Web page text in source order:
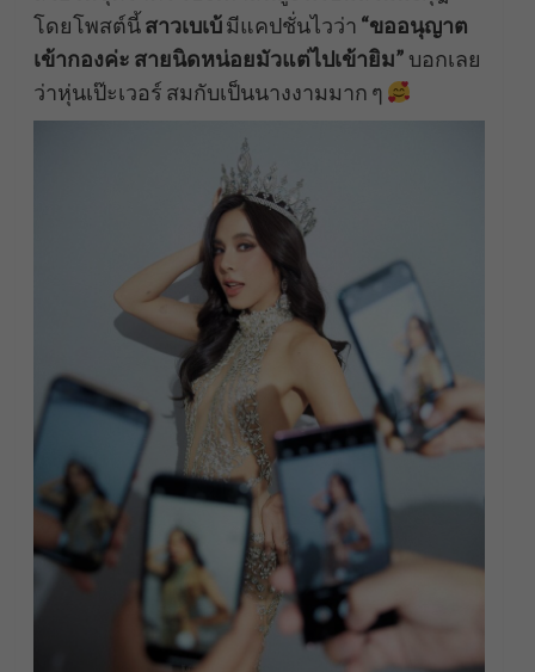
โดยโพสต์นี้สาวเบเบ้มีแคปชั่นไวว่า “ขออนุญาต
เข้ากองค่ะ สายนิดหน่อยมัวแต่ไปเข้ายิม” บอกเลย
ว่าหุ่นเป๊ะเวอร์ สมกับเป็นนางงามมาก ๆ